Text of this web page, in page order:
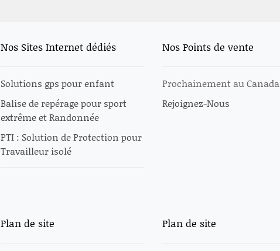
Nos Sites Internet dédiés
Solutions gps pour enfant
Balise de repérage pour sport
extrême et Randonnée
PTI : Solution de Protection pour
Travailleur isolé
Nos Points de vente
Prochainement au Canada
Rejoignez-Nous
Plan de site Plan de site